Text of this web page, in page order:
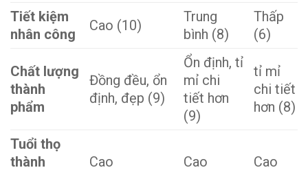
Tiết kiệm
nhân công
Cao (10)
Trung
bình (8)
Thấp
(6)
Chất lượng
thành
phẩm
Đồng đều, ổn
định, đẹp (9)
Ổn định, tỉ
mỉ chi
tiết hơn
(9)
tỉ mỉ
chi tiết
hơn (8)
Tuổi thọ
thành
Cao Cao Cao